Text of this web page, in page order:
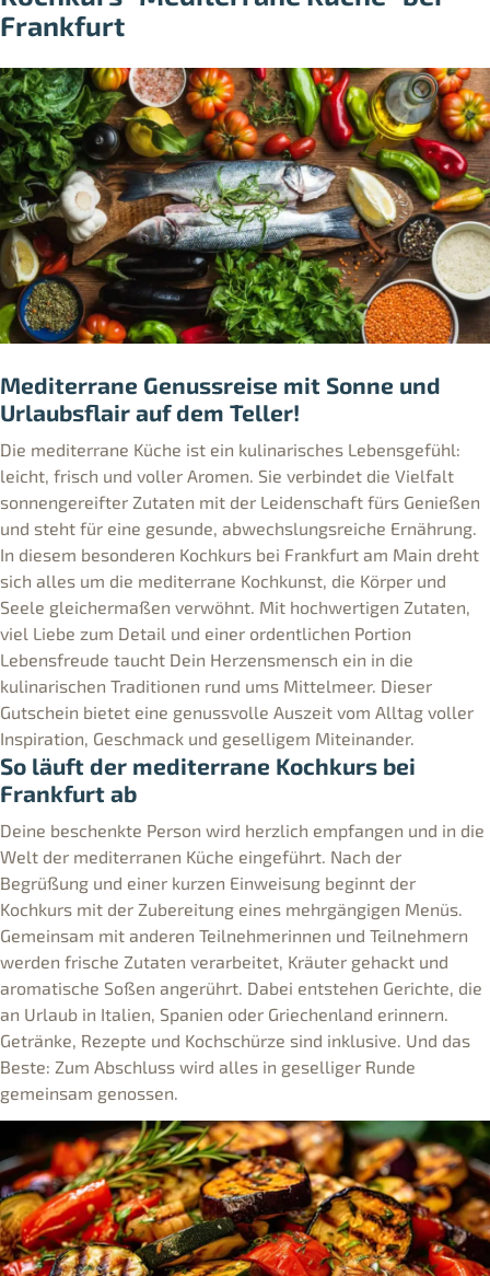
Frankfurt
Mediterrane Genussreise mit Sonne und
Urlaubsflair auf dem Teller!
Die mediterrane Küche ist ein kulinarisches Lebensgefühl:
leicht, frisch und voller Aromen. Sie verbindet die Vielfalt
sonnengereifter Zutaten mit der Leidenschaft fürs Genießen
und steht für eine gesunde, abwechslungsreiche Ernährung.
In diesem besonderen Kochkurs bei Frankfurt am Main dreht
sich alles um die mediterrane Kochkunst, die Körper und
Seele gleichermaßen verwöhnt. Mit hochwertigen Zutaten,
viel Liebe zum Detail und einer ordentlichen Portion
Lebensfreude taucht Dein Herzensmensch ein in die
kulinarischen Traditionen rund ums Mittelmeer. Dieser
Gutschein bietet eine genussvolle Auszeit vom Alltag voller
Inspiration, Geschmack und geselligem Miteinander.
So läuft der mediterrane Kochkurs bei
Frankfurt ab
Deine beschenkte Person wird herzlich empfangen und in die
Welt der mediterranen Küche eingeführt. Nach der
Begrüßung und einer kurzen Einweisung beginnt der
Kochkurs mit der Zubereitung eines mehrgängigen Menüs.
Gemeinsam mit anderen Teilnehmerinnen und Teilnehmern
werden frische Zutaten verarbeitet, Kräuter gehackt und
aromatische Soßen angerührt. Dabei entstehen Gerichte, die
an Urlaub in Italien, Spanien oder Griechenland erinnern.
Getränke, Rezepte und Kochschürze sind inklusive. Und das
Beste: Zum Abschluss wird alles in geselliger Runde
gemeinsam genossen.